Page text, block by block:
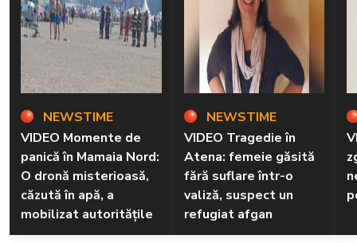
NEWSTIME
VIDEO Momente de
panică în Mamaia Nord:
O dronă misterioasă,
căzută în apă, a
mobilizat autoritățile
NEWSTIME
VIDEO Tragedie în
Atena: femeie găsită
fără suflare într-o
valiză, suspect un
refugiat afgan